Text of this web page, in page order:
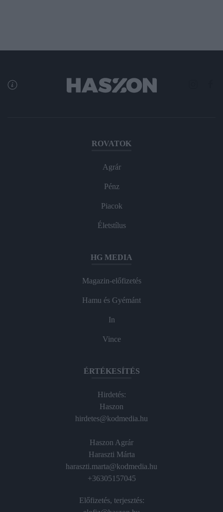
ROVATOK
Agrár
Pénz
Piacok
Életstílus
HG MEDIA
Magazin-előfizetés
Hamu és Gyémánt
In
Vince
ÉRTÉKESÍTÉS
Hirdetés:
Haszon
hirdetes@kodmedia.hu
Haszon Agrár
Haraszti Márta
haraszti.marta@kodmedia.hu
+36305157045
Előfizetés, terjesztés: